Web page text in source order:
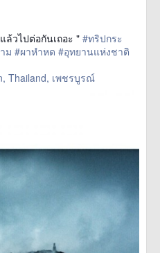
ล้วไปต่อกันเถอะ " #ทริปกระ
ม #ผาหำหด #อุทยานแห่งชาติ
en/image/
Thailand, เพชรบูรณ์